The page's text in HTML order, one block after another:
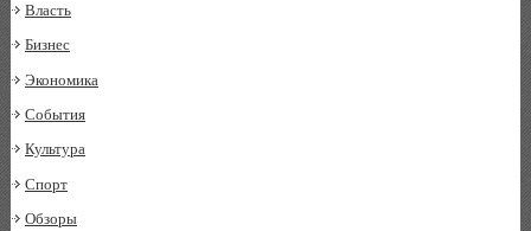
Власть
Бизнес
Экономика
События
Культура
Спорт
Обзоры